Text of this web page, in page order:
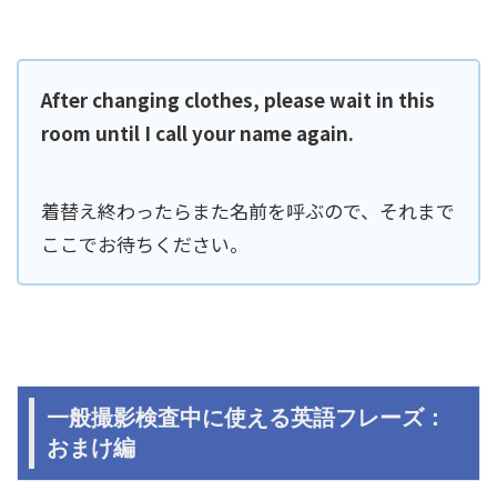
After changing clothes, please wait in this
room until I call your name again.
着替え終わったらまた名前を呼ぶので、それまで
ここでお待ちください。
一般撮影検査中に使える英語フレーズ：
おまけ編